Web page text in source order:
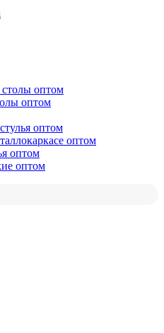
оптом
оптом
оптом
оптом
оптом
оптом